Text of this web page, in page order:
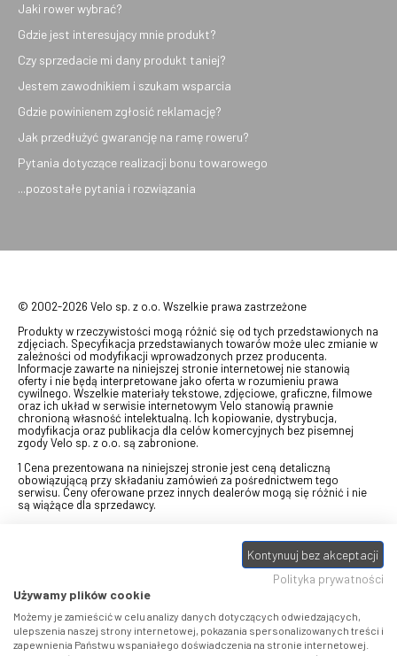
Jaki rower wybrać?
Gdzie jest interesujący mnie produkt?
Czy sprzedacie mi dany produkt taniej?
Jestem zawodnikiem i szukam wsparcia
Gdzie powinienem zgłosić reklamację?
Jak przedłużyć gwarancję na ramę roweru?
Pytania dotyczące realizacji bonu towarowego
...pozostałe pytania i rozwiązania
© 2002-2026 Velo sp. z o.o. Wszelkie prawa zastrzeżone
Produkty w rzeczywistości mogą różnić się od tych przedstawionych na
zdjęciach. Specyfikacja przedstawianych towarów może ulec zmianie w
zależności od modyfikacji wprowadzonych przez producenta.
Informacje zawarte na niniejszej stronie internetowej nie stanowią
oferty i nie będą interpretowane jako oferta w rozumieniu prawa
cywilnego. Wszelkie materiały tekstowe, zdjęciowe, graficzne, filmowe
oraz ich układ w serwisie internetowym Velo stanowią prawnie
chronioną własność intelektualną. Ich kopiowanie, dystrybucja,
modyfikacja oraz publikacja dla celów komercyjnych bez pisemnej
zgody Velo sp. z o.o. są zabronione.
1 Cena prezentowana na niniejszej stronie jest ceną detaliczną
obowiązującą przy składaniu zamówień za pośrednictwem tego
serwisu. Ceny oferowane przez innych dealerów mogą się różnić i nie
są wiążące dla sprzedawcy.
swój bon" na towary z oferty VELO, aktualnie dostępnej na stronie
, w ramach sprzedaży premiowej. Dowiedz się jak
stronie promocji. Prezentowana wartość
eBonu uwzględnia fakt wyrażenia - w procesie rejestracji w Panelu
klienta- zgody na otrzymywanie drogą mailową informacji handlowo-
marketingowe, np. newsletter rowerowy. W przypadku braku zgody
wartość eBonu zostanie obniżona o 10 zł.
Pamiętaj, że eBony za produkty SIDI dotyczą zakupów w sklepach
Kontynuuj bez akceptacji
Polityka prywatności
Używamy plików cookie
Możemy je zamieścić w celu analizy danych dotyczących odwiedzających,
ulepszenia naszej strony internetowej, pokazania spersonalizowanych treści i
zapewnienia Państwu wspaniałego doświadczenia na stronie internetowej.